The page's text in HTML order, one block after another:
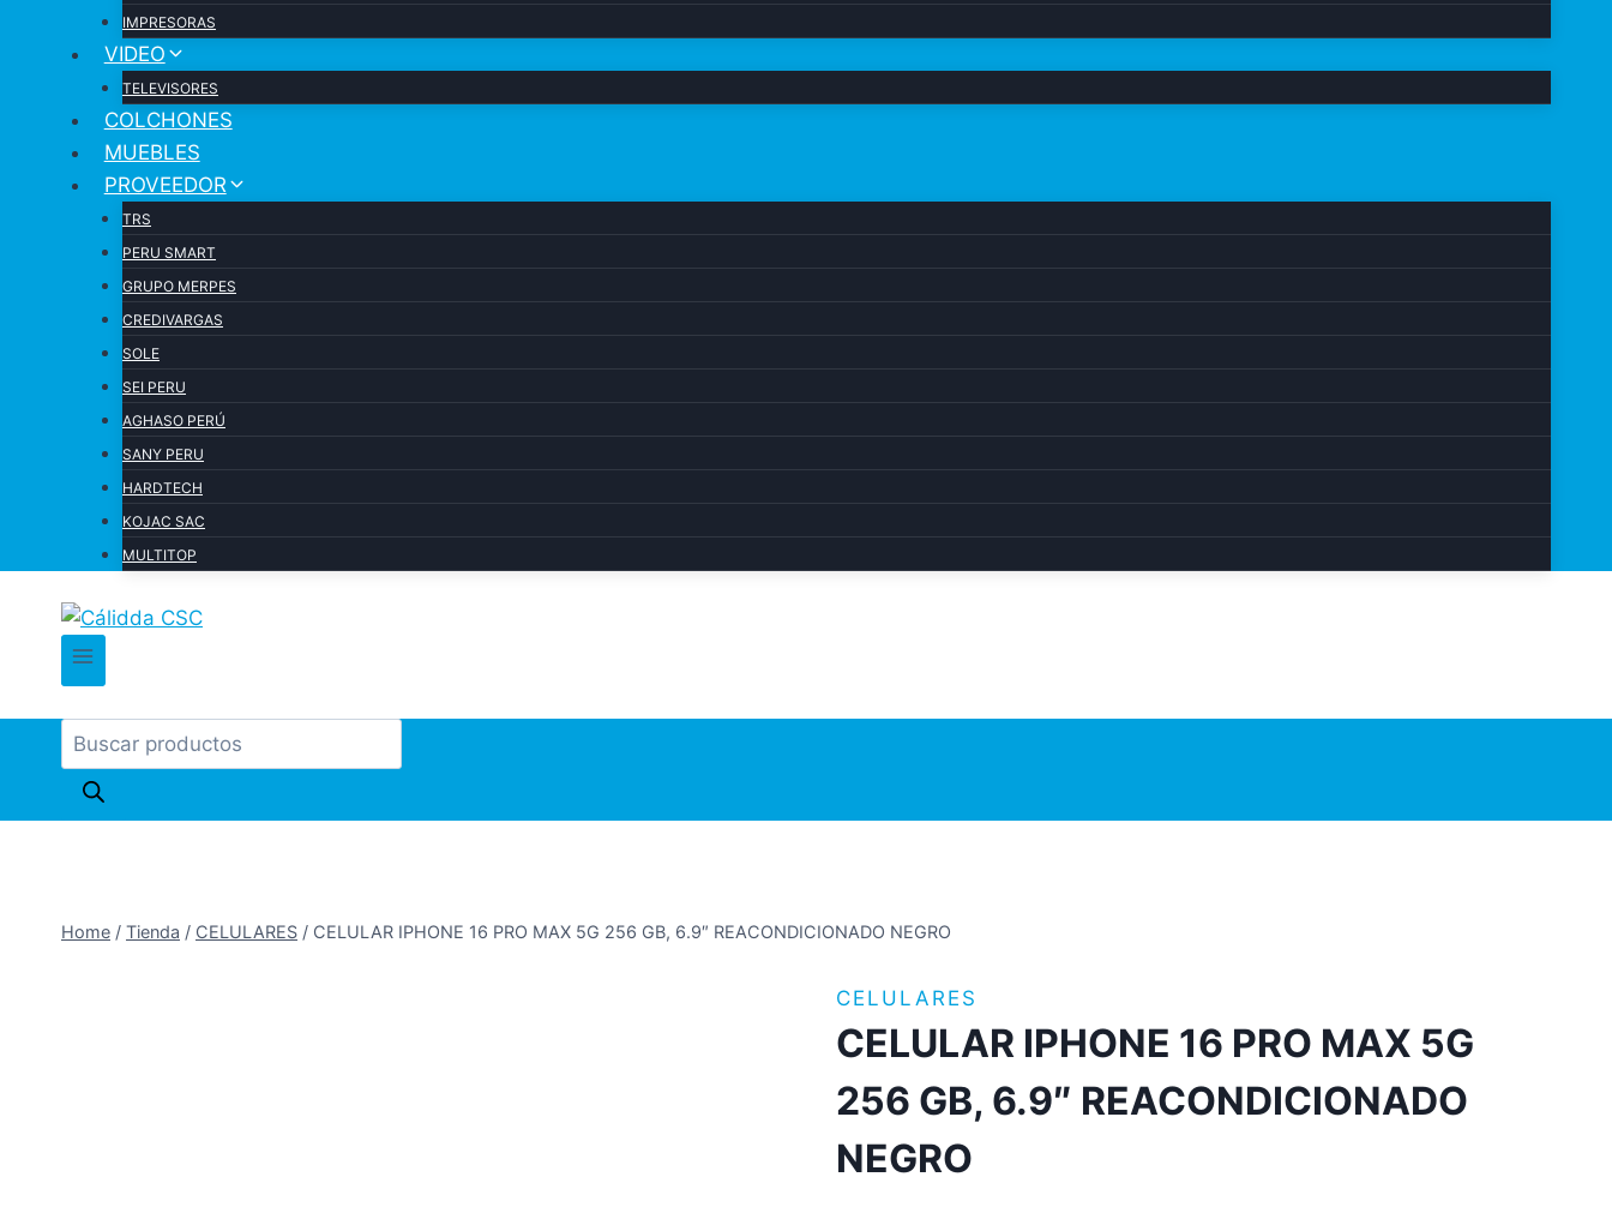
IMPRESORAS
VIDEO
TELEVISORES
COLCHONES
MUEBLES
PROVEEDOR
TRS
PERU SMART
GRUPO MERPES
CREDIVARGAS
SOLE
SEI PERU
AGHASO PERÚ
SANY PERU
HARDTECH
KOJAC SAC
MULTITOP
Products
search
Home / Tienda / CELULARES / CELULAR IPHONE 16 PRO MAX 5G 256 GB, 6.9″ REACONDICIONADO NEGRO
CELULARES
CELULAR IPHONE 16 PRO MAX 5G
256 GB, 6.9″ REACONDICIONADO
NEGRO